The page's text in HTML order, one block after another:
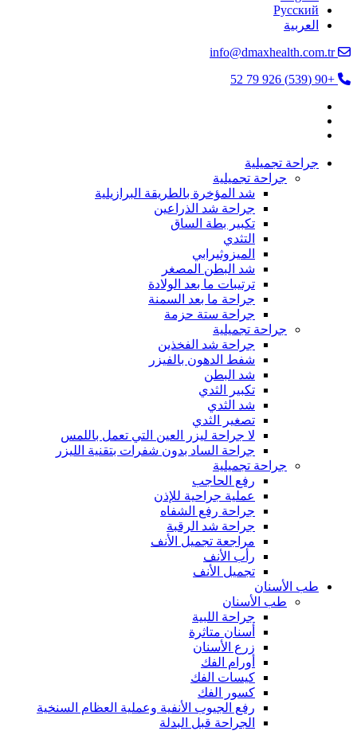
Русский
العربية
info@dmaxhealth.com.tr
+90 (539) 926 79 52
جراحة تجميلية
جراحة تجميلية
شد المؤخرة بالطريقة البرازيلية
جراحة شد الذراعين
تكبير بطة الساق
التثدي
الميزوثيرابي
شد البطن المصغر
ترتيبات ما بعد الولادة
جراحة ما بعد السمنة
جراحة ستة حزمة
جراحة تجميلية
جراحة شد الفخذين
شفط الدهون بالفيزر
شد البطن
تكبير الثدي
شد الثدي
تصغير الثدي
لا جراحة ليزر العين التي تعمل باللمس
جراحة الساد بدون شفرات بتقنية الليزر
جراحة تجميلية
رفع الحاجب
عملية جراحية للإذن
جراحة رفع الشفاه
جراحة شد الرقبة
مراجعة تجميل الأنف
رأب الأنف
تجميل الأنف
طب الأسنان
طب الأسنان
جراحة اللبية
أسنان متاثرة
زرع الأسنان
أورام الفك
كيسات الفك
كسور الفك
رفع الجيوب الأنفية وعملية العظام السنخية
الجراحة قبل البدلة